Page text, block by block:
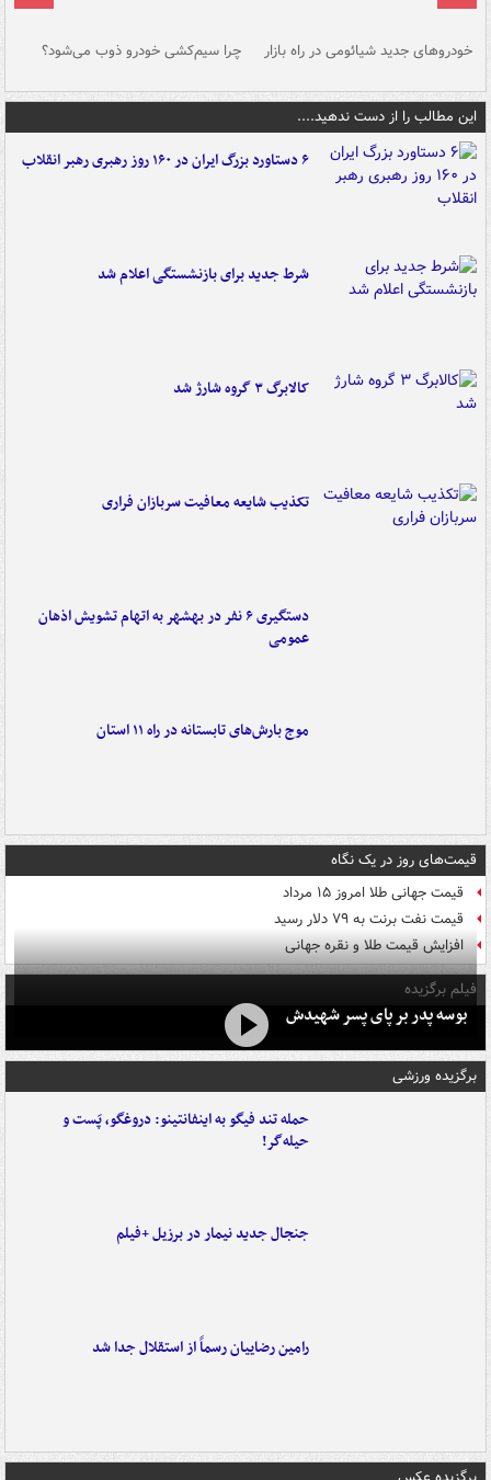
خودروهای جدید شیائومی در راه بازار چرا سیم‌کشی خودرو ذوب می‌شود؟
این مطالب را از دست ندهید....
۶ دستاورد بزرگ ایران در ۱۶۰ روز رهبری رهبر انقلاب
شرط جدید برای بازنشستگی اعلام شد
کالابرگ ۳ گروه شارژ شد
تکذیب شایعه معافیت سربازان فراری
دستگیری ۶ نفر در بهشهر به اتهام تشویش اذهان
عمومی
موج بارش‌های تابستانه در راه ۱۱ استان
قیمت‌های روز در یک نگاه
قیمت جهانی طلا امروز ۱۵ مرداد
قیمت نفت برنت به ۷۹ دلار رسید
افزایش قیمت طلا و نقره جهانی
فیلم برگزیده
بوسه‌ پدر بر پای پسر شهیدش
برگزیده ورزشی
حمله تند فیگو به اینفانتینو: دروغگو، پَست‌ و
حیله‌گر!
جنجال جدید نیمار در برزیل +فیلم
رامین رضاییان رسماً از استقلال جدا شد